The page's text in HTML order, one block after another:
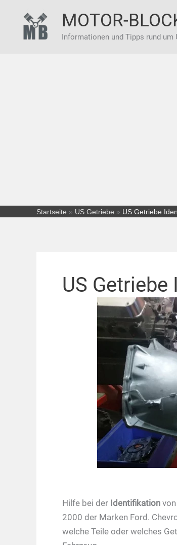
springen
MOTOR-
Informationen und Tipps rund um
Startseite » US Getriebe » US Getriebe
US
Hilfe bei der Identifikation
2000 der Marken Ford.
welche Teile oder welches